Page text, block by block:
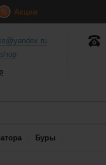
Акции
Буры